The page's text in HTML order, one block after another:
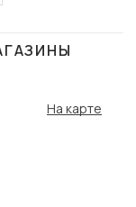
На карте